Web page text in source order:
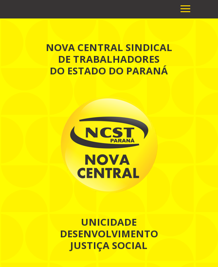
NOVA CENTRAL SINDICAL
DE TRABALHADORES
DO ESTADO DO PARANÁ
UNICIDADE
DESENVOLVIMENTO
JUSTIÇA SOCIAL